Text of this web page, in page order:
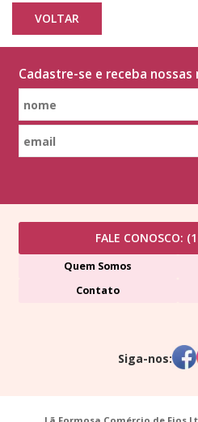
Cadastre-se e receba
FALE CONOSCO:
Quem Somos
Contato
Siga-nos: